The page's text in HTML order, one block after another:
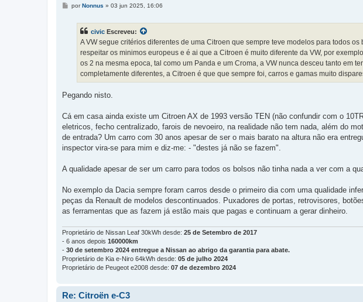
MporNonnus » 03 jun 2025, 16:06
civic Escreveu:
A VW segue critérios diferentes de uma Citroen que sempre teve modelos para todos
respeitar os minimos europeus e é ai que a Citroen é muito diferente da VW, por
os 2 na mesma epoca, tal como um Panda e um Croma, a VW nunca desceu tanto em
completamente diferentes, a Citroen é que que sempre foi, carros e gamas muito
Pegando nisto.
Cá em casa ainda existe um Citroen AX de 1993 versão TEN (não confundir com o
eletricos, fecho centralizado, farois de nevoeiro, na realidade não tem nada, além do
de entrada? Um carro com 30 anos apesar de ser o mais barato na altura não era
inspector vira-se para mim e diz-me: - "destes já não se fazem".
A qualidade apesar de ser um carro para todos os bolsos não tinha nada a ver com a
No exemplo da Dacia sempre foram carros desde o primeiro dia com uma qualidade
peças da Renault de modelos descontinuados. Puxadores de portas, retrovisores,
as ferramentas que as fazem já estão mais que pagas e continuam a gerar dinheiro.
Proprietário de Nissan Leaf 30kWh desde: 25 de Setembro de 2017
- 6 anos depois 160000km
- 30 de setembro 2024 entregue a Nissan ao abrigo da garantia para abate.
Proprietário de Kia e-Niro 64kWh desde: 05 de julho 2024
Proprietário de Peugeot e2008 desde: 07 de dezembro 2024
Re: Citroën e-C3